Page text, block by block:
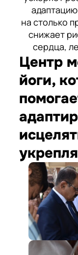
на столько
снижает
сердца,
Центр
йоги,